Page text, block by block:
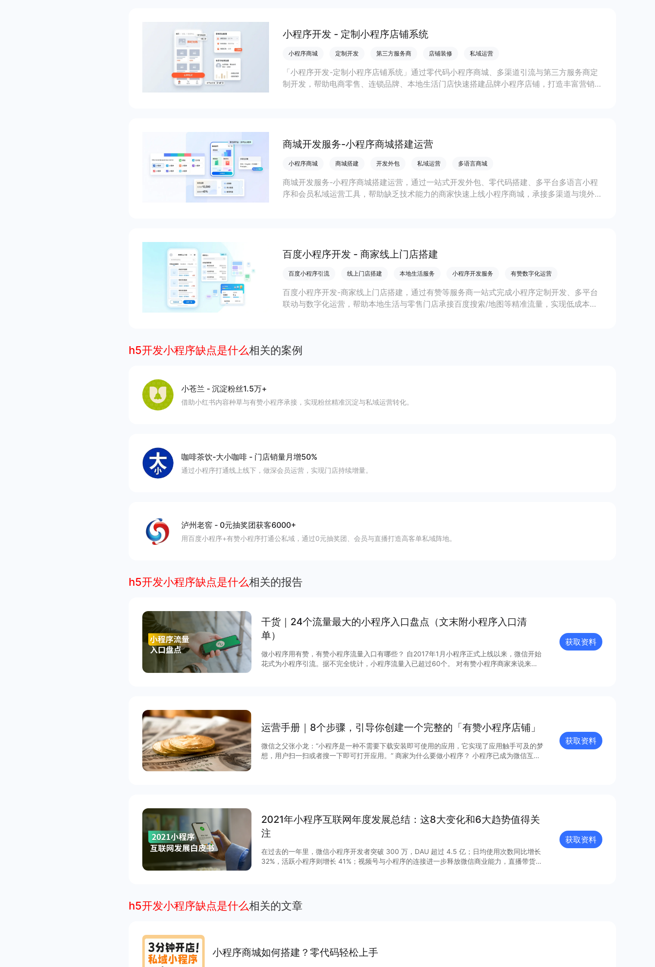
小程序开发 - 定制小程序店铺系统
小程序商城 定制开发 第三方服务商 店铺装修 私域运营
「小程序开发-定制小程序店铺系统」通过零代码小程序商城、多渠道引流与第三方服务商定
制开发，帮助电商零售、连锁品牌、本地生活门店快速搭建品牌小程序店铺，打造丰富营销与
商城开发服务-小程序商城搭建运营
小程序商城 商城搭建 开发外包 私域运营 多语言商城
商城开发服务-小程序商城搭建运营，通过一站式开发外包、零代码搭建、多平台多语言小程
序和会员私域运营工具，帮助缺乏技术能力的商家快速上线小程序商城，承接多渠道与境外客
百度小程序开发 - 商家线上门店搭建
百度小程序引流 线上门店搭建 本地生活服务 小程序开发服务 有赞数字化运营
百度小程序开发-商家线上门店搭建，通过有赞等服务商一站式完成小程序定制开发、多平台
联动与数字化运营，帮助本地生活与零售门店承接百度搜索/地图等精准流量，实现低成本获
h5开发小程序缺点是什么相关的案例
小苍兰 - 沉淀粉丝1.5万+
借助小红书内容种草与有赞小程序承接，实现粉丝精准沉淀与私域运营转化。
咖啡茶饮-大小咖啡 - 门店销量月增50%
通过小程序打通线上线下，做深会员运营，实现门店持续增量。
泸州老窖 - 0元抽奖团获客6000+
用百度小程序+有赞小程序打通公私域，通过0元抽奖团、会员与直播打造高客单私域阵地。
h5开发小程序缺点是什么相关的报告
干货｜24个流量最大的小程序入口盘点（文末附小程序入口清
单）
做小程序用有赞，有赞小程序流量入口有哪些？ 自2017年1月小程序正式上线以来，微信开始
花式为小程序引流。据不完全统计，小程序流量入已超过60个。 对有赞小程序商家来说来
获取资料
运营手册｜8个步骤，引导你创建⼀个完整的「有赞⼩程序店铺」
微信之父张小龙：“小程序是一种不需要下载安装即可使用的应用，它实现了应用触手可及的梦
想，用户扫一扫或者搜一下即可打开应用。” 商家为什么要做小程序？ 小程序已成为微信互联
获取资料
2021年小程序互联网年度发展总结：这8大变化和6大趋势值得关
注
在过去的一年里，微信小程序开发者突破 300 万，DAU 超过 4.5 亿；日均使用次数同比增长
32%，活跃小程序则增长 41%；视频号与小程序的连接进一步释放微信商业能力，直播带货
通，扩展“闭环思维“至“节点思维”，营销场景和营销方法由此迸发更多灵感与创新；支付宝、百
度等互联网平台加速扩建生态能力，小程序成为互联网商业的重要阵地；在生态建设方面，各
获取资料
h5开发小程序缺点是什么相关的文章
小程序商城如何搭建？零代码轻松上手